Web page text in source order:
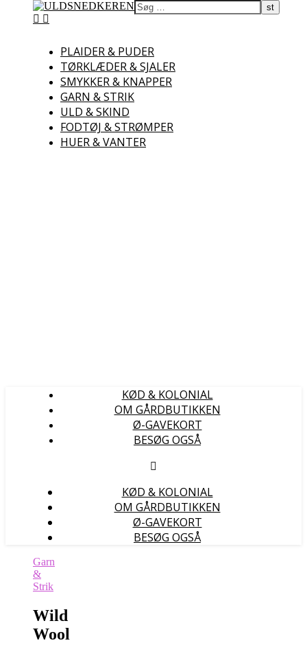
PLAIDER & PUDER
TØRKLÆDER & SJALER
SMYKKER & KNAPPER
GARN & STRIK
ULD & SKIND
FODTØJ & STRØMPER
HUER & VANTER
KØD & KOLONIAL
OM GÅRDBUTIKKEN
Ø-GAVEKORT
BESØG OGSÅ
KØD & KOLONIAL
OM GÅRDBUTIKKEN
Ø-GAVEKORT
BESØG OGSÅ
Garn
&
Strik
Wild
Wool